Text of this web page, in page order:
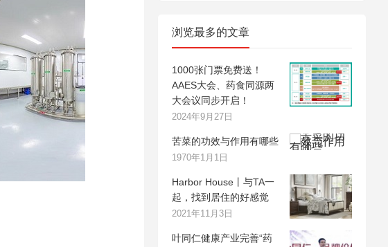
浏览最多的文章
1000张门票免费送！
AAES大会、药食同源两
大会议同步开启！
2024年9月27日
苦菜的功效与作用有哪些
1970年1月1日
Harbor House丨与TA一
起，找到居住的好感觉
2021年11月3日
叶同仁健康产业完善“药